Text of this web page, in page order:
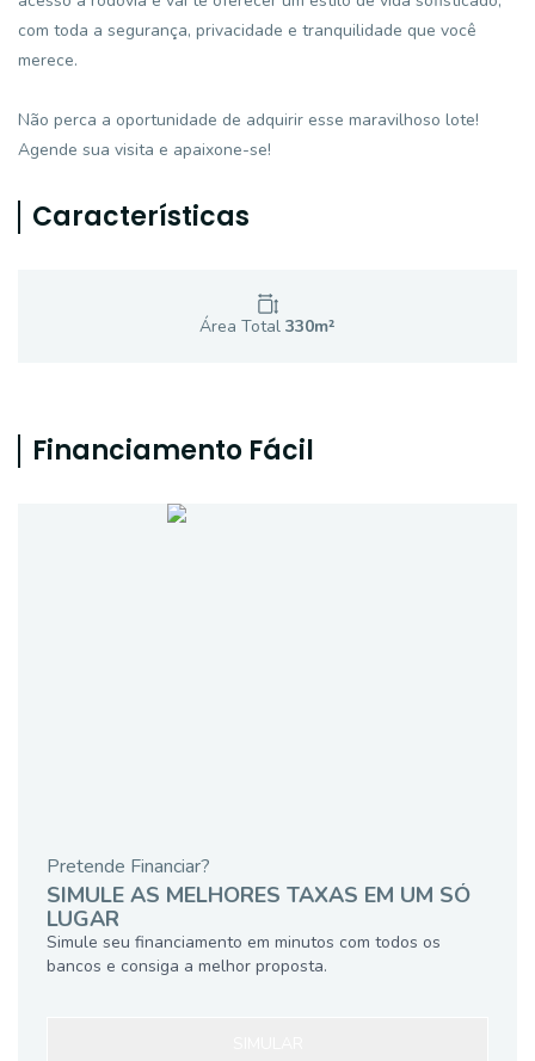
com toda a segurança, privacidade e tranquilidade que você
merece.
Não perca a oportunidade de adquirir esse maravilhoso lote!
Agende sua visita e apaixone-se!
Características
Área Total 330m²
Financiamento Fácil
Pretende Financiar?
SIMULE AS MELHORES TAXAS EM UM SÓ
LUGAR
Simule seu financiamento em minutos com todos os
bancos e consiga a melhor proposta.